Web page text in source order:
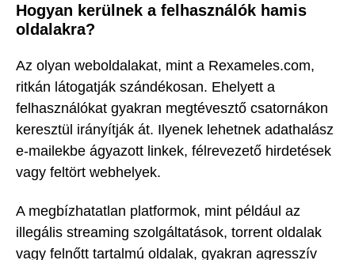
Hogyan kerülnek a felhasználók hamis
oldalakra?
Az olyan weboldalakat, mint a Rexameles.com,
ritkán látogatják szándékosan. Ehelyett a
felhasználókat gyakran megtévesztő csatornákon
keresztül irányítják át. Ilyenek lehetnek adathalász
e-mailekbe ágyazott linkek, félrevezető hirdetések
vagy feltört webhelyek.
A megbízhatatlan platformok, mint például az
illegális streaming szolgáltatások, torrent oldalak
vagy felnőtt tartalmú oldalak, gyakran agresszív